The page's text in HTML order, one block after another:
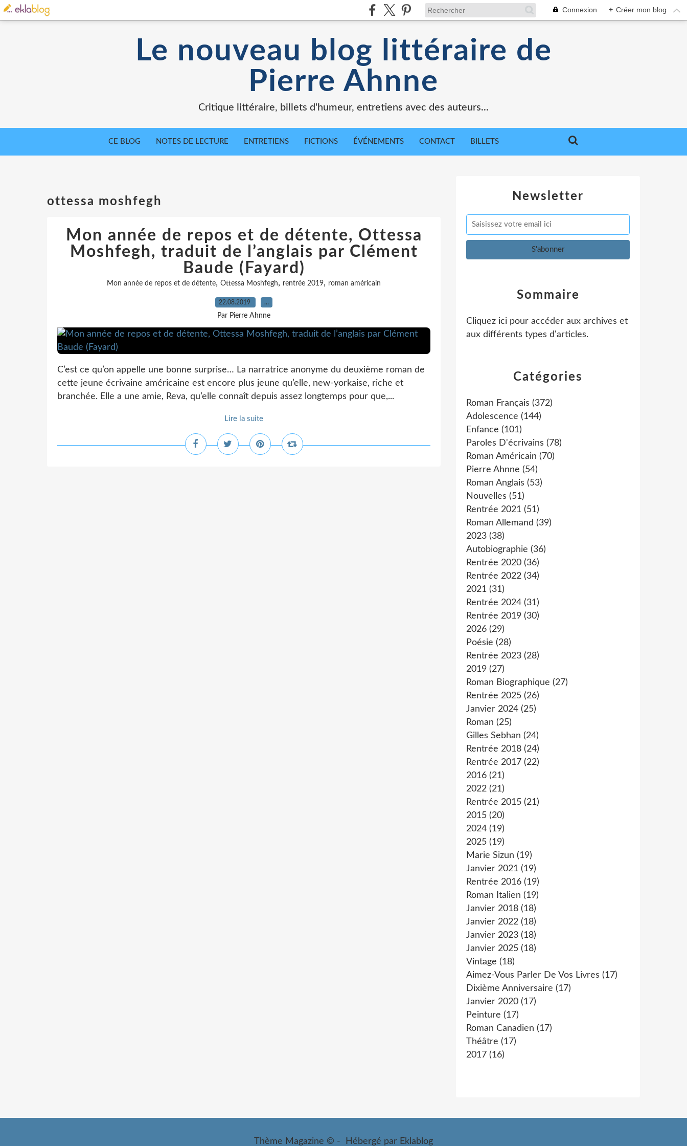
Connexion + Créer mon blog
Le nouveau blog littéraire de
Pierre Ahnne
Critique littéraire, billets d'humeur, entretiens avec des auteurs...
CE BLOG NOTES DE LECTURE ENTRETIENS FICTIONS ÉVÉNEMENTS CONTACT BILLETS
ottessa moshfegh
Mon année de repos et de détente, Ottessa
Moshfegh, traduit de l’anglais par Clément
Baude (Fayard)
Mon année de repos et de détente, Ottessa Moshfegh, rentrée 2019, roman américain
22.08.2019 …
Par Pierre Ahnne
C’est ce qu’on appelle une bonne surprise… La narratrice anonyme du deuxième roman de
cette jeune écrivaine américaine est encore plus jeune qu’elle, new-yorkaise, riche et
branchée. Elle a une amie, Reva, qu’elle connaît depuis assez longtemps pour que,...
Lire la suite
Newsletter
Catégories
Roman Français (372)
Adolescence (144)
Enfance (101)
Paroles D'écrivains (78)
Roman Américain (70)
Pierre Ahnne (54)
Roman Anglais (53)
Nouvelles (51)
Rentrée 2021 (51)
Roman Allemand (39)
2023 (38)
Autobiographie (36)
Rentrée 2020 (36)
Rentrée 2022 (34)
2021 (31)
Rentrée 2024 (31)
Rentrée 2019 (30)
2026 (29)
Poésie (28)
Rentrée 2023 (28)
2019 (27)
Roman Biographique (27)
Rentrée 2025 (26)
Janvier 2024 (25)
Roman (25)
Gilles Sebhan (24)
Rentrée 2018 (24)
Rentrée 2017 (22)
2016 (21)
2022 (21)
Rentrée 2015 (21)
2015 (20)
2024 (19)
2025 (19)
Marie Sizun (19)
Janvier 2021 (19)
Rentrée 2016 (19)
Roman Italien (19)
Janvier 2018 (18)
Janvier 2022 (18)
Janvier 2023 (18)
Janvier 2025 (18)
Vintage (18)
Aimez-Vous Parler De Vos Livres (17)
Dixième Anniversaire (17)
Janvier 2020 (17)
Peinture (17)
Roman Canadien (17)
Théâtre (17)
2017 (16)
Sommaire
Cliquez ici pour accéder aux archives et
aux différents types d'articles.
Thème Magazine © - Hébergé par Eklablog